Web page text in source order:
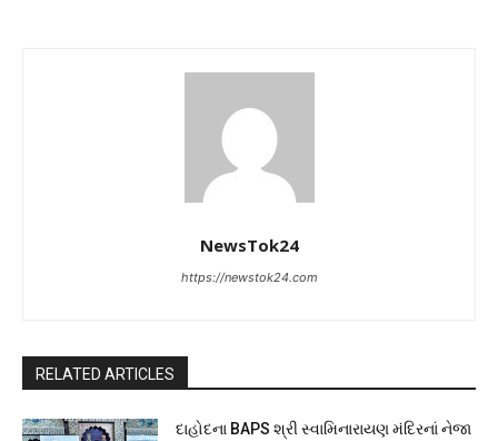
NewsTok24
https://newstok24.com
RELATED ARTICLES
દાહોદના BAPS શ્રી સ્વામિનારાયણ મંદિરનાં નેજા